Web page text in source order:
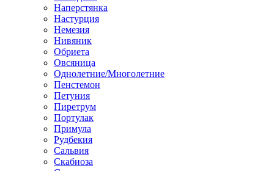
Наперстянка
Настурция
Немезия
Нивяник
Обриета
Овсяница
Однолетние/Многолетние
Пенстемон
Петуния
Пиретрум
Портулак
Примула
Рудбекия
Сальвия
Скабиоза